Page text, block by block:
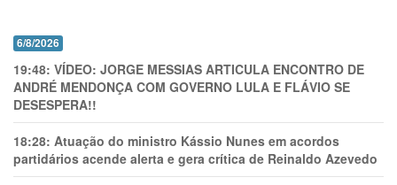
6/8/2026
19:48: VÍDEO: JORGE MESSIAS ARTICULA ENCONTRO DE
ANDRÉ MENDONÇA COM GOVERNO LULA E FLÁVIO SE
DESESPERA!!
18:28: Atuação do ministro Kássio Nunes em acordos
partidários acende alerta e gera crítica de Reinaldo Azevedo